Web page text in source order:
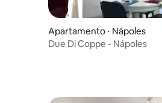
Apartamento ⋅ Nápoles
Due Di Coppe - Nápoles